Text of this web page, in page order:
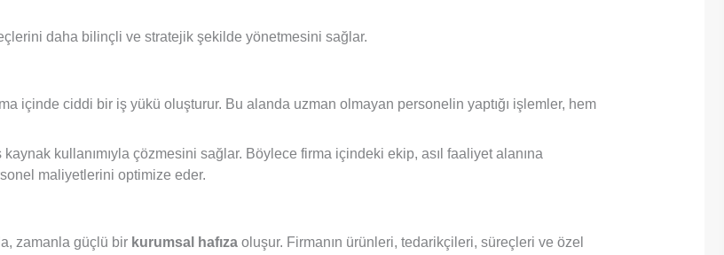
daha bilinçli ve stratejik şekilde yönetmesini sağlar.
içinde ciddi bir iş yükü oluşturur. Bu alanda uzman olmayan personelin yaptığı işlemler, hem
kullanımıyla çözmesini sağlar. Böylece firma içindeki ekip, asıl faaliyet alanına
maliyetlerini optimize eder.
zamanla güçlü bir kurumsal hafızaoluşur. Firmanın ürünleri, tedarikçileri, süreçleri ve özel